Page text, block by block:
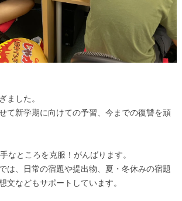
ました。
て新学期に向けての予習、今までの復讐を頑
なところを克服！がんばります。
は、日常の宿題や提出物、夏・冬休みの宿題
文などもサポートしています。